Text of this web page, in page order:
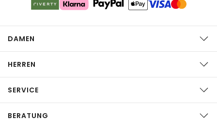
DAMEN
HERREN
SERVICE
BERATUNG